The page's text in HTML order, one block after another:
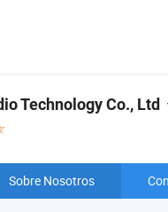
Technology Co., Ltd
Sobre Nosotros